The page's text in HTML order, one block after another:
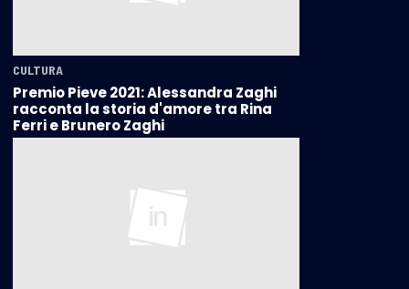
CULTURA
Premio Pieve 2021: Alessandra Zaghi
racconta la storia d'amore tra Rina
Ferri e Brunero Zaghi